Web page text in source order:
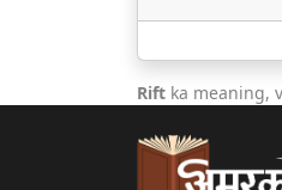
Rift ka meaning,